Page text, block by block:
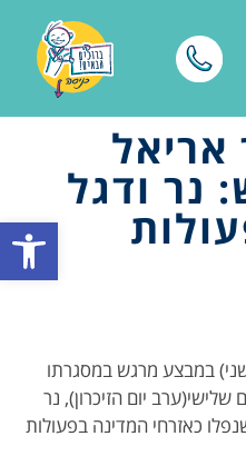
פתח
אריאל
נר ודגל
במבצע מרגש במסגרתו
שלישי(ערב יום הזיכרון), נר
של 358 חללים שנפלו כאזרחי המדינה בפעולות